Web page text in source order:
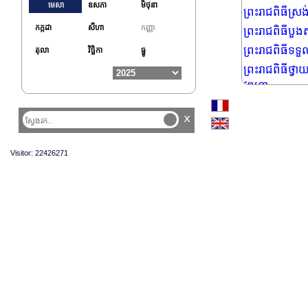
មេសា ឧសភា មិថុនា
កក្កដា សីហា កញ្ញា
តុលា វិច្ឆិកា ធ្នូ
ព្រះរាជពិធីស្រង់
ព្រះរាជពិធីបួ
ព្រះរាជពិធីទទួល
ព្រះរាជពិធីថ្វ
វឌ្ឍនា
x
Visitor: 22426271